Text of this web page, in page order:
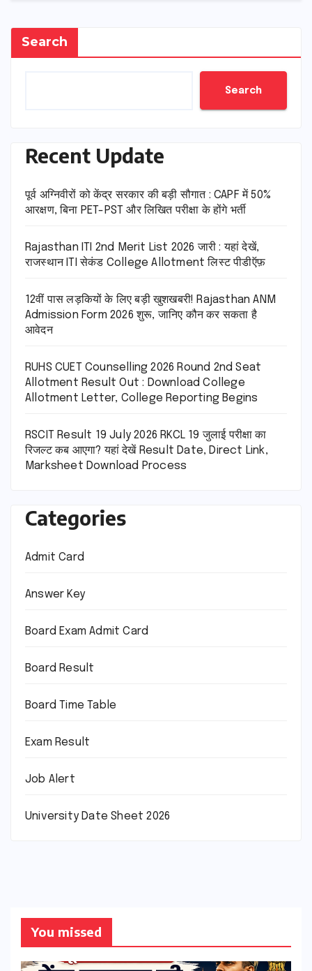
Search
Search
Recent Update
पूर्व अग्निवीरों को केंद्र सरकार की बड़ी सौगात : CAPF में 50%
आरक्षण, बिना PET-PST और लिखित परीक्षा के होंगे भर्ती
Rajasthan ITI 2nd Merit List 2026 जारी : यहां देखें,
राजस्थान ITI सेकंड College Allotment लिस्ट पीडीऍफ़
12वीं पास लड़कियों के लिए बड़ी खुशखबरी! Rajasthan ANM
Admission Form 2026 शुरू, जानिए कौन कर सकता है
आवेदन
RUHS CUET Counselling 2026 Round 2nd Seat
Allotment Result Out : Download College
Allotment Letter, College Reporting Begins
RSCIT Result 19 July 2026 RKCL 19 जुलाई परीक्षा का
रिजल्ट कब आएगा? यहां देखें Result Date, Direct Link,
Marksheet Download Process
Categories
Admit Card
Answer Key
Board Exam Admit Card
Board Result
Board Time Table
Exam Result
Job Alert
University Date Sheet 2026
You missed